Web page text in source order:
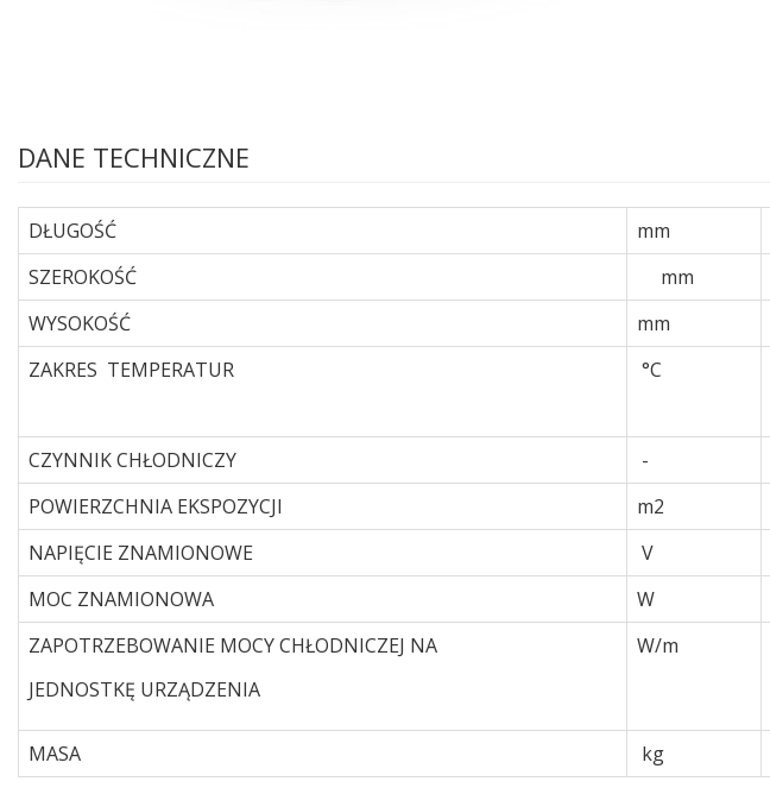
DANE TECHNICZNE
DŁUGOŚĆ mm
SZEROKOŚĆ
mm
WYSOKOŚĆ
mm
ZAKRES TEMPERATUR
°C
CZYNNIK CHŁODNICZY -
POWIERZCHNIA EKSPOZYCJI
m2
NAPIĘCIE ZNAMIONOWE
V
MOC ZNAMIONOWA
W
ZAPOTRZEBOWANIE MOCY CHŁODNICZEJ NA
JEDNOSTKĘ URZĄDZENIA
W/m
MASA kg